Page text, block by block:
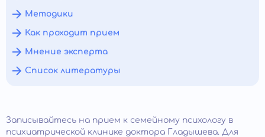
Методики
Как проходит прием
Мнение эксперта
Список литературы
Записывайтесь на прием к семейному психологу в
психиатрической клинике доктора Гладышева. Для